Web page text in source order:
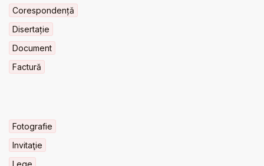
Corespondență
Disertație
Document
Factură
Fotografie
Invitaţie
Lege